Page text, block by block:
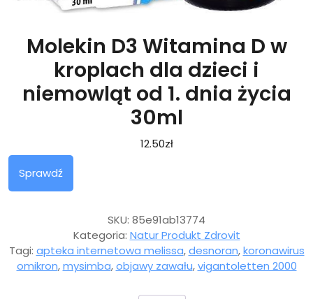
Molekin D3 Witamina D w
kroplach dla dzieci i
niemowląt od 1. dnia życia
30ml
12.50zł
Sprawdź
SKU: 85e91ab13774
Kategoria: Natur Produkt Zdrovit
Tagi: apteka internetowa melissa,desnoran,koronawirus
omikron,mysimba,objawy zawału,vigantoletten 2000